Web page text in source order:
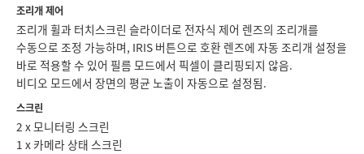
조리개 제어
조리개 휠과 터치스크린 슬라이더로 전자식 제어 렌즈의 조리개를
수동으로 조정 가능하며, IRIS 버튼으로 호환 렌즈에 자동 조리개 설정을
바로 적용할 수 있어 필름 모드에서 픽셀이 클리핑되지 않음.
비디오 모드에서 장면의 평균 노출이 자동으로 설정됨.
스크린
2 x 모니터링 스크린
1 x 카메라 상태 스크린